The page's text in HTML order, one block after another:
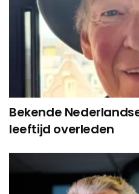
Bekende
leeftijd overleden